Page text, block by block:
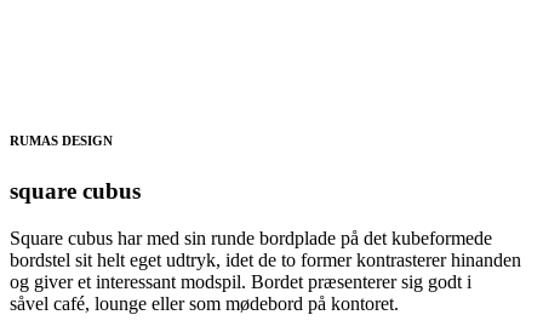
RUMAS DESIGN
square cubus
Square cubus har med sin runde bordplade på det kubeformede
bordstel sit helt eget udtryk, idet de to former kontrasterer hinanden
og giver et interessant modspil. Bordet præsenterer sig godt i
såvel café, lounge eller som mødebord på kontoret.